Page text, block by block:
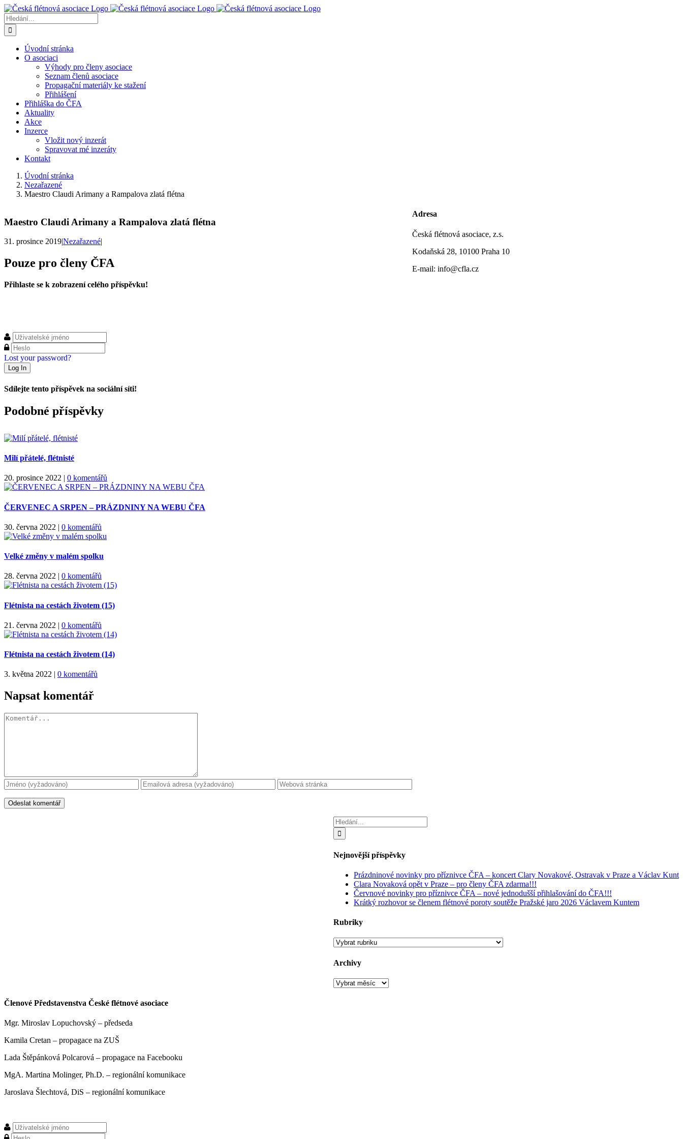
Přeskočit
na
obsah
Hledat:
Úvodní stránka
O asociaci
Výhody pro členy asociace
Seznam členů asociace
Propagační materiály ke stažení
Přihlášení
Přihláška do ČFA
Aktuality
Akce
Inzerce
Vložit nový inzerát
Spravovat mé inzeráty
Kontakt
Úvodní stránka
Nezařazené
Maestro Claudi Arimany a Rampalova zlatá flétna
Maestro Claudi Arimany a Rampalova zlatá flétna
31. prosince 2019|Nezařazené|
Pouze pro členy ČFA
Přihlaste se k zobrazení celého příspěvku!
Lost your password?
Sdílejte tento příspěvek na sociální síti!
Facebook
X
WhatsApp
Podobné příspěvky
Milí přátelé, flétnisté
20. prosince 2022 | 0 komentářů
ČERVENEC A SRPEN – PRÁZDNINY NA WEBU ČFA
30. června 2022 | 0 komentářů
Velké změny v malém spolku
28. června 2022 | 0 komentářů
Flétnista na cestách životem (15)
21. června 2022 | 0 komentářů
Flétnista na cestách životem (14)
3. května 2022 | 0 komentářů
Napsat komentář
Komentář
Hledat:
Nejnovější příspěvky
Prázdninové novinky pro příznivce ČFA – koncert Clary Novakové, Ostravak v Praze a Václav Kunt
Clara Novaková opět v Praze – pro členy ČFA zdarma!!!
Červnové novinky pro příznivce ČFA – nové jednodušší přihlašování do ČFA!!!
Krátký rozhovor se členem flétnové poroty soutěže Pražské jaro 2026 Václavem Kuntem
Rubriky
Rubriky
Archivy
Archivy
Adresa
Česká flétnová asociace, z.s.
Kodaňská 28, 10100 Praha 10
E-mail: info@cfla.cz
Členové Představenstva České flétnové asociace
Mgr. Miroslav Lopuchovský – předseda
Kamila Cretan – propagace na ZUŠ
Lada Štěpánková Polcarová – propagace na Facebooku
MgA. Martina Molinger, Ph.D. – regionální komunikace
Jaroslava Šlechtová, DiS – regionální komunikace